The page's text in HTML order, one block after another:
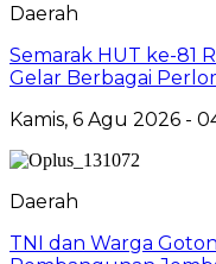
Daerah
Semarak HUT ke-81
Gelar Berbagai
Kamis, 6 Agu 2026 -
Daerah
TNI dan Warga